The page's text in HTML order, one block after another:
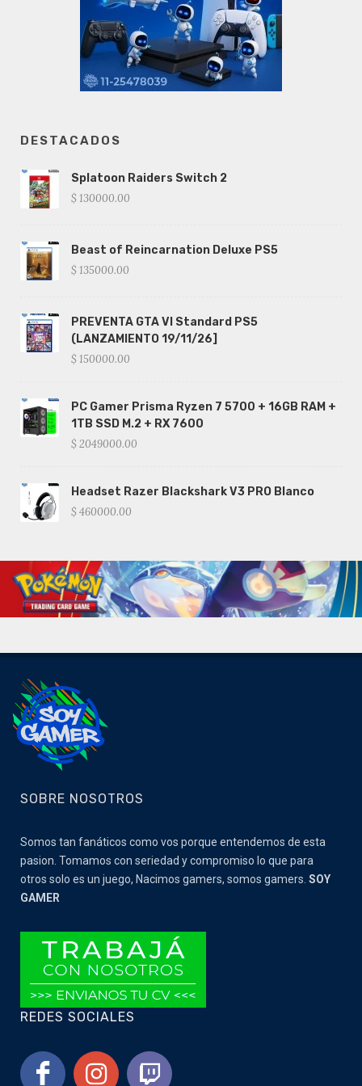
DESTACADOS
Splatoon Raiders Switch 2
$ 130000.00
Beast of Reincarnation Deluxe PS5
$ 135000.00
PREVENTA GTA VI Standard PS5
(LANZAMIENTO 19/11/26]
$ 150000.00
PC Gamer Prisma Ryzen 7 5700 + 16GB RAM +
1TB SSD M.2 + RX 7600
$ 2049000.00
Headset Razer Blackshark V3 PRO Blanco
$ 460000.00
SOBRE NOSOTROS
Somos tan fanáticos como vos porque entendemos de esta
pasion. Tomamos con seriedad y compromiso lo que para
otros solo es un juego, Nacimos gamers, somos gamers. SOY
GAMER
REDES SOCIALES